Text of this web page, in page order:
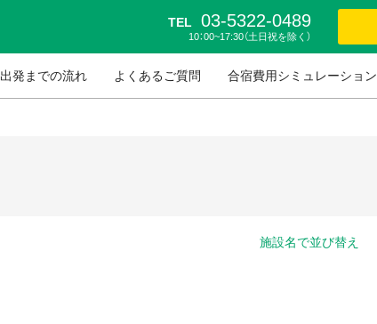
TEL 03-5322-0489
10：00~17:30（土日祝を除く）
出発までの流れ よくあるご質問 合宿費用シミュレーション
施設名で並び替え